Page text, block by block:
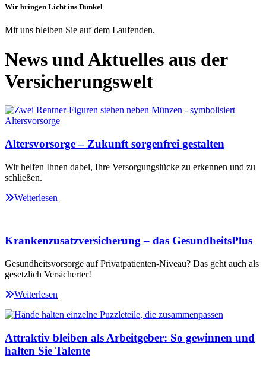
Wir bringen Licht ins Dunkel
Mit uns bleiben Sie auf dem Laufenden.
News und Aktuelles aus der
Versicherungswelt
Altersvorsorge – Zukunft sorgenfrei gestalten
Wir helfen Ihnen dabei, Ihre Versorgungslücke zu erkennen und zu
schließen.
Weiterlesen
Krankenzusatzversicherung – das GesundheitsPlus
Gesundheitsvorsorge auf Privatpatienten-Niveau? Das geht auch als
gesetzlich Versicherter!
Weiterlesen
Attraktiv bleiben als Arbeitgeber: So gewinnen und
halten Sie Talente